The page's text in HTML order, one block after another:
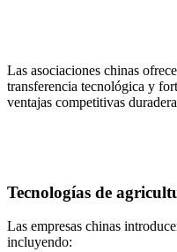
Las asociaciones chinas
transferencia tecnológica y
ventajas competitivas
Tecnologías de
Las empresas chinas
incluyendo: